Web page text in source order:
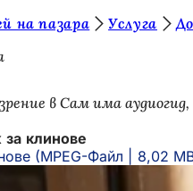
на пазара Услуга
в Сам има
клинове
MPEG-Файл 8,02